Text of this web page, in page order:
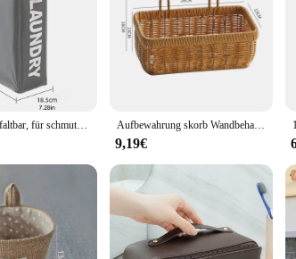
Wäschekorb, faltbar, für schmutzige Kleidung, Kleidungsorganisator, Yoga-Aufbewahrungskorb, Heimsortiment, Box, Wäscheboxen Aufbewahrung skorb Wandbehang gewebte Korb Küche Gemüse Organ zier Kleinigkeiten Veranstalter Blume Pflanze Topf Lagerung Wohnkultur
9,19€